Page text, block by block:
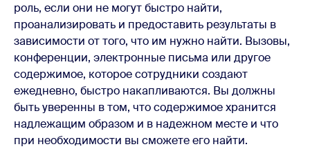
роль, если они не могут быстро найти,
проанализировать и предоставить результаты в
зависимости от того, что им нужно найти. Вызовы,
конференции, электронные письма или другое
содержимое, которое сотрудники создают
ежедневно, быстро накапливаются. Вы должны
быть уверенны в том, что содержимое хранится
надлежащим образом и в надежном месте и что
при необходимости вы сможете его найти.